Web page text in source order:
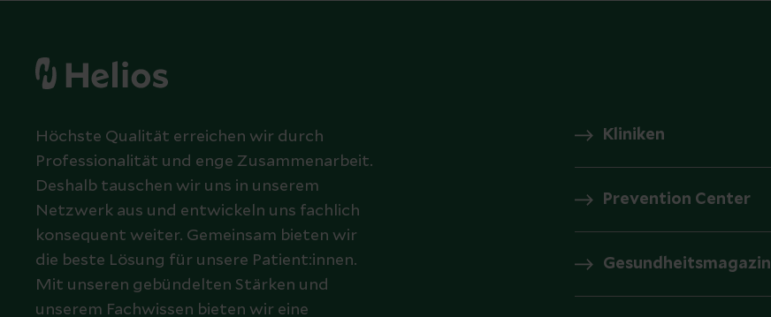
Höchste Qualität erreichen wir durch
Professionalität und enge Zusammenarbeit.
Deshalb tauschen wir uns in unserem
Netzwerk aus und entwickeln uns fachlich
konsequent weiter. Gemeinsam bieten wir
die beste Lösung für unsere Patient:innen.
Mit unseren gebündelten Stärken und
unserem Fachwissen bieten wir eine
Kliniken
Prevention Center
Gesundheitsmagazin